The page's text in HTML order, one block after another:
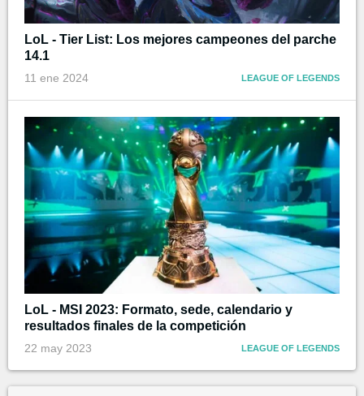
LoL - Tier List: Los mejores campeones del parche
14.1
11 ene 2024 LEAGUE OF LEGENDS
LoL - MSI 2023: Formato, sede, calendario y
resultados finales de la competición
22 may 2023 LEAGUE OF LEGENDS